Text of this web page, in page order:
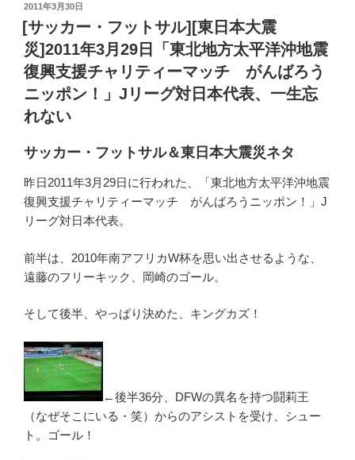
投
稿
日:
2011年3月30日
[サッカー・フットサル][東日本大震
災]2011年3月29日「東北地方太平洋沖地震
復興支援チャリティーマッチ がんばろう
ニッポン！」Jリーグ対日本代表、一生忘
れない
サッカー・フットサル＆東日本大震災ネタ
昨日2011年3月29日に行われた、「東北地方太平洋沖地震
復興支援チャリティーマッチ がんばろうニッポン！」J
リーグ対日本代表。
前半は、2010年南アフリカW杯を思い出させるような、
遠藤のフリーキック、岡崎のゴール。
そして後半、やっぱり決めた、キングカズ！
←後半36分、DFWの異名を持つ闘莉王
（なぜそこにいる・笑）からのアシストを受け、シュー
ト。ゴール！